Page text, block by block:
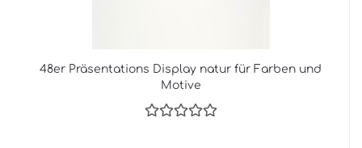
48er Präsentations Display natur für Farben und
Motive